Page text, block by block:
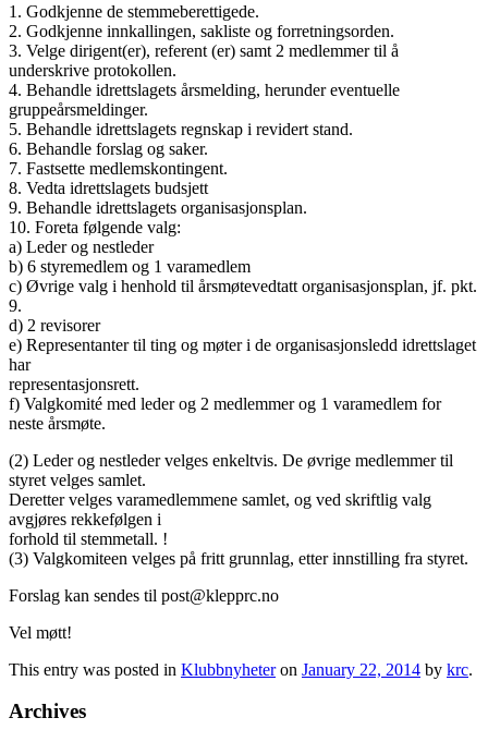
1. Godkjenne de stemmeberettigede.
2. Godkjenne innkallingen, sakliste og forretningsorden.
3. Velge dirigent(er), referent (er) samt 2 medlemmer til å
underskrive protokollen.
4. Behandle idrettslagets årsmelding, herunder eventuelle
gruppeårsmeldinger.
5. Behandle idrettslagets regnskap i revidert stand.
6. Behandle forslag og saker.
7. Fastsette medlemskontingent.
8. Vedta idrettslagets budsjett
9. Behandle idrettslagets organisasjonsplan.
10. Foreta følgende valg:
a) Leder og nestleder
b) 6 styremedlem og 1 varamedlem
c) Øvrige valg i henhold til årsmøtevedtatt organisasjonsplan, jf. pkt.
9.
d) 2 revisorer
e) Representanter til ting og møter i de organisasjonsledd idrettslaget
har
representasjonsrett.
f) Valgkomité med leder og 2 medlemmer og 1 varamedlem for
neste årsmøte.
(2) Leder og nestleder velges enkeltvis. De øvrige medlemmer til
styret velges samlet.
Deretter velges varamedlemmene samlet, og ved skriftlig valg
avgjøres rekkefølgen i
forhold til stemmetall. !
(3) Valgkomiteen velges på fritt grunnlag, etter innstilling fra styret.
Forslag kan sendes til post@klepprc.no
Vel møtt!
This entry was posted in Klubbnyheteron January 22, 2014 by krc.
Archives